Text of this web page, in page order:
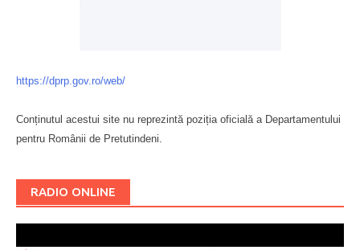
https://dprp.gov.ro/web/
Conținutul acestui site nu reprezintă poziția oficială a Departamentului
pentru Românii de Pretutindeni.
RADIO ONLINE